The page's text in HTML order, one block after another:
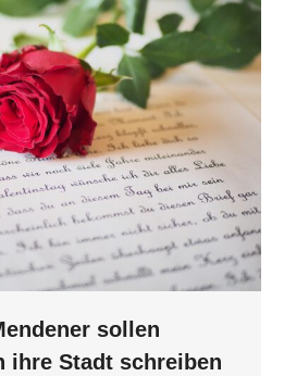
sollen
ihre Stadt schreiben